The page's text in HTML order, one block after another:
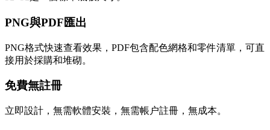
PNG與PDF匯出
PNG格式快速查看效果，PDF包含配色網格和零件清單，可直
接用於採購和堆砌。
免費無註冊
立即設計，無需軟體安裝，無需帳户註冊，無成本。